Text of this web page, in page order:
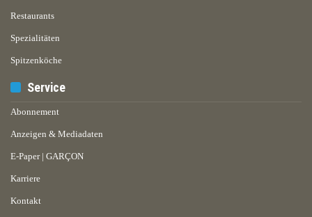
Restaurants
Spezialitäten
Spitzenköche
Service
Abonnement
Anzeigen & Mediadaten
E-Paper | GARÇON
Karriere
Kontakt